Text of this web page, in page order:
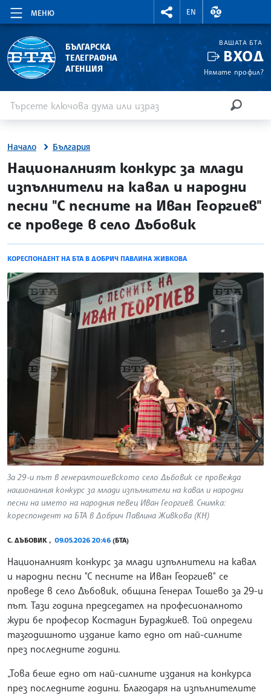
МЕНЮ
RIGHTMENU.SOCIAL
EN
ВАЛУТНИ
БЪЛГАРСКА
ТЕЛЕГРАФНА
АГЕНЦИЯ
ВАШАТА БТА
ВХОД
Нямате профил?
Начало България
site.bta
Националният конкурс за млади
изпълнители на кавал и народни
песни "С песните на Иван Георгиев"
се проведе в село Дъбовик
КОРЕСПОНДЕНТ НА БТА В ДОБРИЧ ПАВЛИНА ЖИВКОВА
За 29-и път в генералтошевското село Дъбовик се провежда
националния конкурс за млади изпълнители на кавал и народни
песни на името на народния певец Иван Георгиев. Снимка:
кореспондент на БТА в Добрич Павлина Живкова (КН)
С. ДЪБОВИК , 09.05.2026 20:46 (БТА)
Националният конкурс за млади изпълнители на кавал
и народни песни "С песните на Иван Георгиев" се
проведе в село Дъбовик, община Генерал Тошево за 29-и
път. Тази година председател на професионалното
жури бе професор Костадин Бураджиев. Той определи
тазгодишното издание като едно от най-силните
през последните години.
„Това беше едно от най-силните издания на конкурса
през последните години. Благодаря на изпълнителите